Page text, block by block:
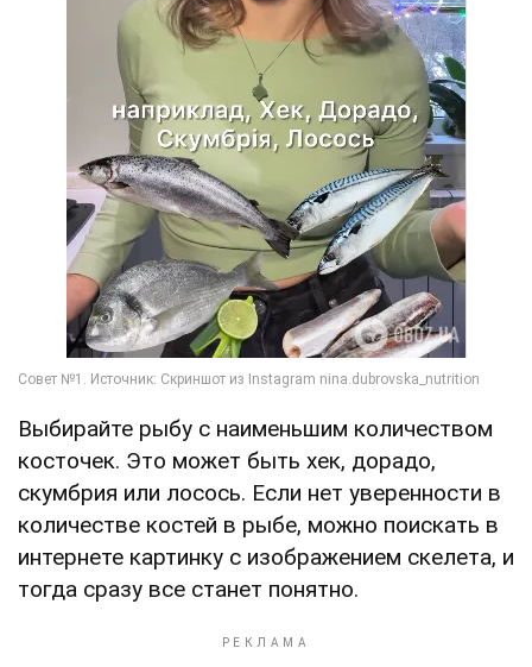
Выбирайте рыбу с наименьшим количеством
косточек. Это может быть хек, дорадо,
скумбрия или лосось. Если нет уверенности в
количестве костей в рыбе, можно поискать в
интернете картинку с изображением скелета, и
тогда сразу все станет понятно.